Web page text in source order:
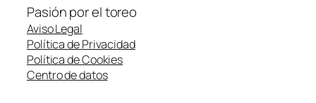
Pasión por el toreo
Aviso Legal
Política de Privacidad
Política de Cookies
Centro de datos